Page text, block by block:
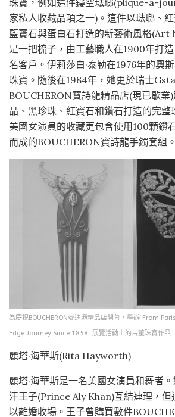
珠寶，例如這件鏤空琺瑯(plique-à-
家私人收藏品項之一)。這件以琺瑯、
藍寶石與蛋白石打造的新藝術風格(Art
是一把梳子，由工藝職人在1900年打
名客戶。伊莉莎白·泰勒在1976年的奧
珠寶。隨後在1984年，她更於瑞士
BOUCHERON寶詩龍精品店(現已歇業
晶、黑珍珠、紅寶石和鑽石打造的完整
美國女演員的收藏更包含使用100顆鑽
而成的BOUCHERON寶詩龍手鐲套組。
為慶祝BOUCHERON麥迪遜精品店開幕，舉辦“From
Edge Journey Since 1858” 展覽活動上的古董珠寶作品
麗塔·海華斯(Rita Hayworth)
麗塔·海華斯是一名美國女演員和舞者
汗王子(Prince Aly Khan)互結連理，但
以離婚收場。王子曾購買數件